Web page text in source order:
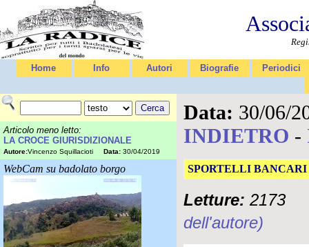
Home Info Autori Biografie Periodici
Articolo meno letto:
LA CROCE GIURISDIZIONALE
Autore:Vincenzo Squillacioti Data: 30/04/2019
WebCam su badolato borgo
Data: 30/06/
INDIETRO -
SPORTELLI
Letture: 2173
dell'autore)